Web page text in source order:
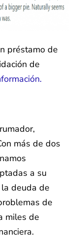
préstamo de
de
más de dos
a su
deuda de
de
miles de